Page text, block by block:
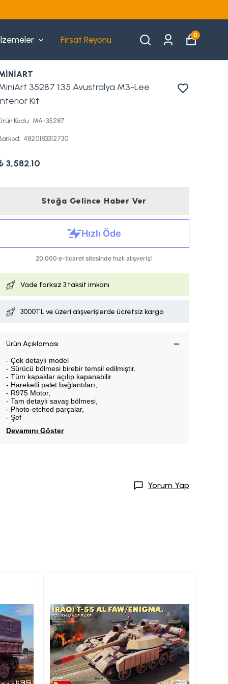
Fırsat Reyonu 0
35287 1:35 Avustralya M3-Lee
Kit
Kodu: MA-35287
: 4820183312730
3,582.10
Stoğa Gelince Haber Ver
Vade farksız 3 taksit imkanı
3000TL ve üzeri alışverişlerde ücretsiz kargo
Ürün Açıklaması
- Çok detaylı model
- Sürücü bölmesi birebir temsil edilmiştir.
- Tüm kapaklar açılıp kapanabilir.
- Hareketli palet bağlantıları,
- R975 Motor,
- Tam detaylı savaş bölmesi,
- Photo-etched parçalar,
- Şef
Devamını Göster
Yorum Yap